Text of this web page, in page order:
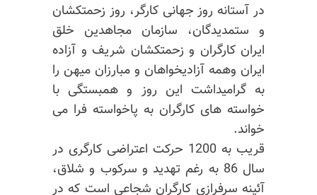
در آستانه روز جهانی کارگر، روز زحمتکشان
و ستمدیدگان، سازمان مجاهدین خلق
ایران کارگران و زحمتکشان شریف و آزاده
ایران وهمه آزادیخواهان و مبارزان میهن را
به گرامیداشت این روز و همبستگی با
خواسته های کارگران به پاخواسته فرا می
خواند.
قریب به 1200 حرکت اعتراضی کارگری در
سال 86 به رغم تهدید و سرکوب و شلاق،
آ‌ئینه سرفرازی کارگران شجاعی است که در